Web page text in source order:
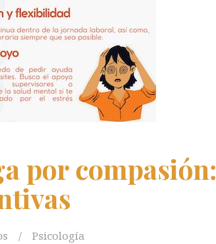
por compasión:
Psicología